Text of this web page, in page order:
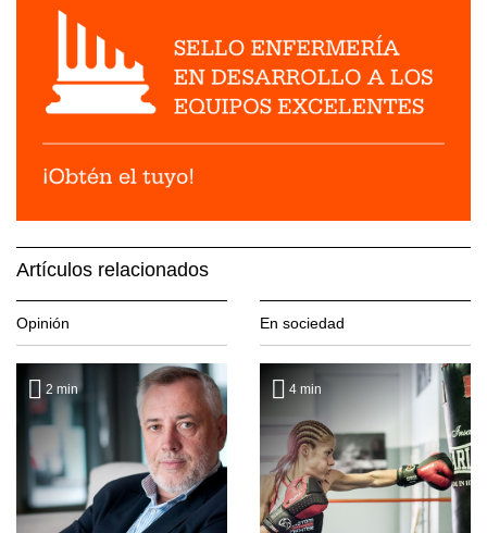
Artículos relacionados
Opinión
2 min
En sociedad
4 min